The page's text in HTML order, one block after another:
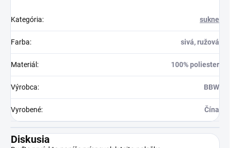
Kategória: sukne
Farba: sivá, ružová
Materiál : 100% poliester
Výrobca: BBW
Vyrobené: Čína
Diskusia